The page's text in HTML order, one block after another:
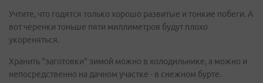
Учтите, что годятся только хорошо развитые и тонкие побеги. А
вот черенки тоньше пяти миллиметров будут плохо
укореняться.
Хранить "заготовки" зимой можно в холодильнике, а можно и
непосредственно на дачном участке - в снежном бурте.